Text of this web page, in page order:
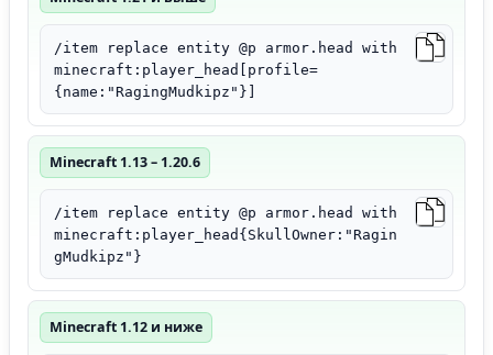
/item replace entity @p armor.head with
minecraft:player_head[profile=
{name:"RagingMudkipz"}]
Minecraft 1.13 – 1.20.6
/item replace entity @p armor.head with
minecraft:player_head{SkullOwner:"Ragin
gMudkipz"}
Minecraft 1.12 и ниже